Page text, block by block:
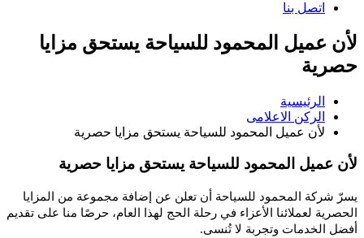
اتصل بنا
لأن عميل المحمود للسياحة يستحق مزايا
حصرية
الرئيسية
الركن الاعلامى
لأن عميل المحمود للسياحة يستحق مزايا حصرية
لأن عميل المحمود للسياحة يستحق مزايا حصرية
يسرّ شركة المحمود للسياحة أن تعلن عن إضافة مجموعة من المزايا
الحصرية لعملائنا الأعزاء في رحلة الحج لهذا العام، حرصًا منا على تقديم
أفضل الخدمات وتجربة لا تُنسى.